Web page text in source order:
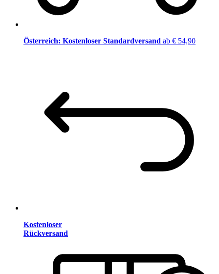
Österreich: Kostenloser Standardversand ab € 54,90
Kostenloser
Rückversand